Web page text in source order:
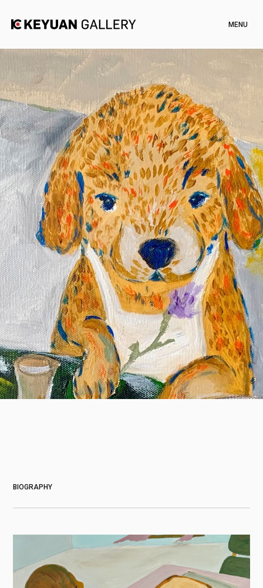
Artists
Exhibitions
Channel
News
Artworks
Shop
About
BIOGRAPHY